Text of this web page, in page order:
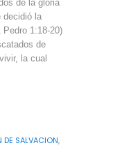
de la gloria
la
Pedro 1:18-20)
de
la cual
DE SALVACION,